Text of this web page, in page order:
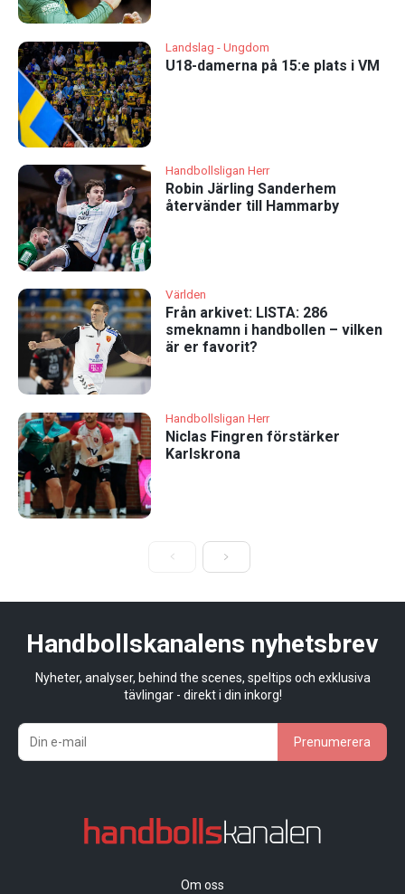
Landslag - Ungdom
U18-damerna på 15:e plats i VM
Handbollsligan Herr
Robin Järling Sanderhem
återvänder till Hammarby
Världen
Från arkivet: LISTA: 286
smeknamn i handbollen – vilken
är er favorit?
Handbollsligan Herr
Niclas Fingren förstärker
Karlskrona
Handbollskanalens nyhetsbrev
Nyheter, analyser, behind the scenes, speltips och exklusiva
tävlingar - direkt i din inkorg!
Prenumerera
Om oss